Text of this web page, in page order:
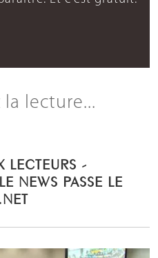
la lecture...
-
NEWS PASSE LE